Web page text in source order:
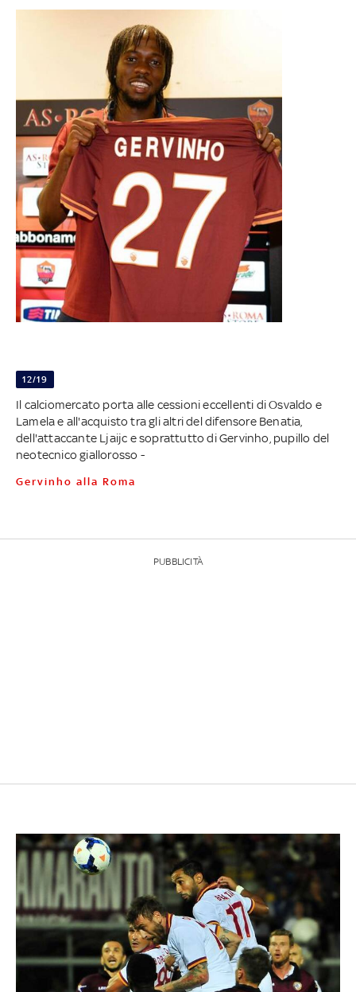
12/19
Il calciomercato porta alle cessioni eccellenti di Osvaldo e
Lamela e all'acquisto tra gli altri del difensore Benatia,
dell'attaccante Ljaijc e soprattutto di Gervinho, pupillo del
neotecnico giallorosso -
Gervinho alla Roma
PUBBLICITÀ